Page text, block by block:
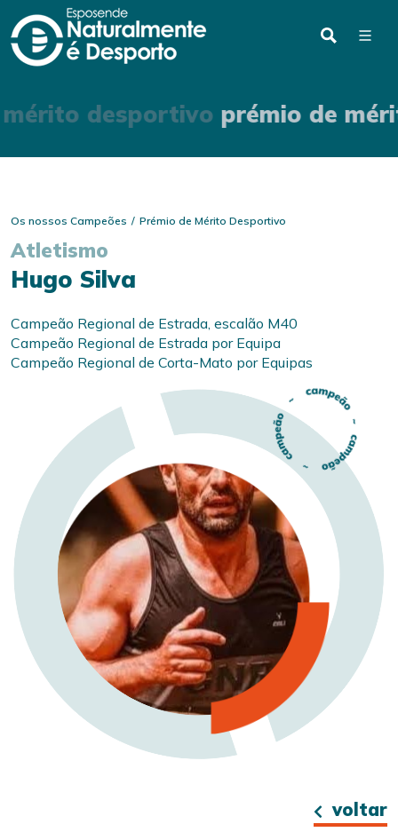
desportivo prémio de
Os nossos Campeões Prémio de Mérito Desportivo
Atletismo
Hugo Silva
Campeão Regional de Estrada, escalão M40
Campeão Regional de Estrada por Equipa
Campeão Regional de Corta-Mato por Equipas
voltar